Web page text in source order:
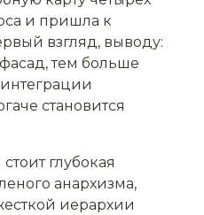
и пришла к
взгляд, выводу:
тем больше
становится
глубокая
анархизма,
иерархии